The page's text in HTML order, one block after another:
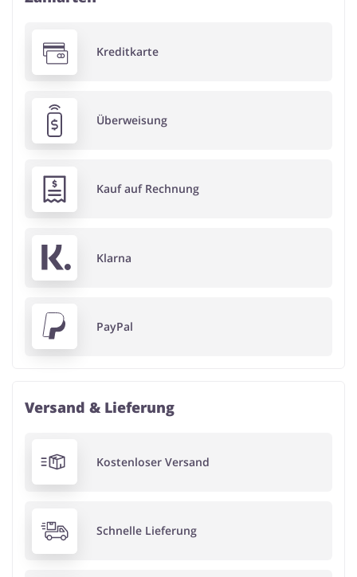
Kreditkarte
Überweisung
Kauf auf Rechnung
Klarna
PayPal
Versand & Lieferung
Kostenloser Versand
Schnelle Lieferung